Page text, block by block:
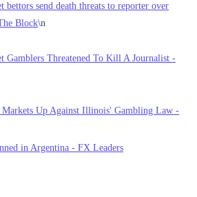
bettors send death threats to reporter over
Block\n
Gamblers Threatened To Kill A Journalist -
Markets Up Against Illinois' Gambling Law -
in Argentina - FX Leaders